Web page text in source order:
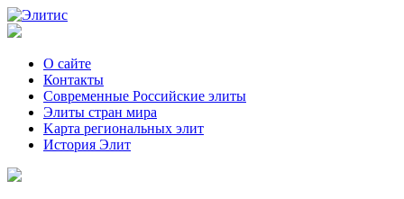
О сайте
Контакты
Современные Российские элиты
Элиты стран мира
Kартa региональных элит
История Элит